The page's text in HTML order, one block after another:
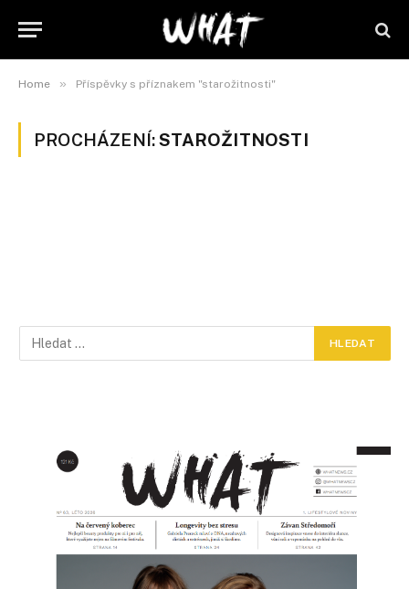
Home » Příspěvky s příznakem "starožitnosti"
PROCHÁZENÍ:STAROŽITNOSTI